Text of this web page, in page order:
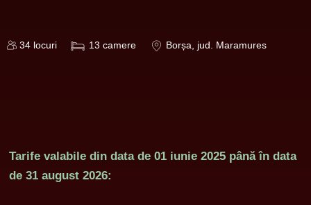
34 locuri 13 camere Borșa, jud. Maramures
Tarife valabile din data de 01 iunie 2025 până în data
de 31 august 2026: